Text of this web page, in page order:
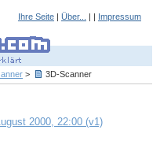
Ihre Seite | Über... | | Impressum
> 3D-Scanner
2000, 22:00 (v1)